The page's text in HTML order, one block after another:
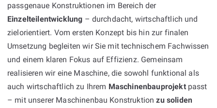
passgenaue Konstruktionen im Bereich der
Einzelteilentwicklung – durchdacht, wirtschaftlich und
zielorientiert. Vom ersten Konzept bis hin zur finalen
Umsetzung begleiten wir Sie mit technischem Fachwissen
und einem klaren Fokus auf Effizienz. Gemeinsam
realisieren wir eine Maschine, die sowohl funktional als
auch wirtschaftlich zu Ihrem Maschinenbauprojektpasst
– mit unserer Maschinenbau Konstruktionzu soliden